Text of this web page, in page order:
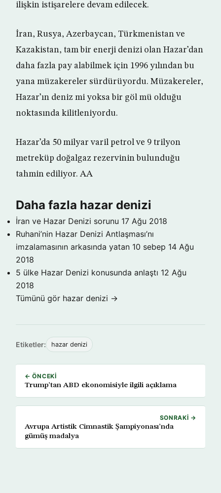
ilişkin istişarelere devam edilecek.
İran, Rusya, Azerbaycan, Türkmenistan ve
Kazakistan, tam bir enerji denizi olan Hazar’dan
daha fazla pay alabilmek için 1996 yılından bu
yana müzakereler sürdürüyordu. Müzakereler,
Hazar’ın deniz mi yoksa bir göl mü olduğu
noktasında kilitleniyordu.
Hazar’da 50 milyar varil petrol ve 9 trilyon
metreküp doğalgaz rezervinin bulunduğu
tahmin ediliyor. AA
Daha fazla hazar denizi
İran ve Hazar Denizi sorunu 17 Ağu 2018
Ruhani’nin Hazar Denizi Antlaşması’nı
imzalamasının arkasında yatan 10 sebep 14 Ağu
2018
5 ülke Hazar Denizi konusunda anlaştı 12 Ağu
2018
Tümünü gör hazar denizi →
Etiketler: hazar denizi
← ÖNCEKI
Trump’tan ABD ekonomisiyle ilgili açıklama
SONRAKI →
Avrupa Artistik Cimnastik Şampiyonası’nda
gümüş madalya